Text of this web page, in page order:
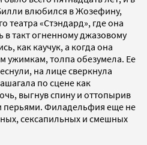
влюбился в Жозефину,
театра «Стэндард», где она
в такт огненному джазовому
как каучук, а когда она
ужимкам, толпа обезумела. Ее
на лице сверкнула
по сцене как
выгнув спину и оттопырив
перьями. Филадельфия еще не
сексапильных и смешных